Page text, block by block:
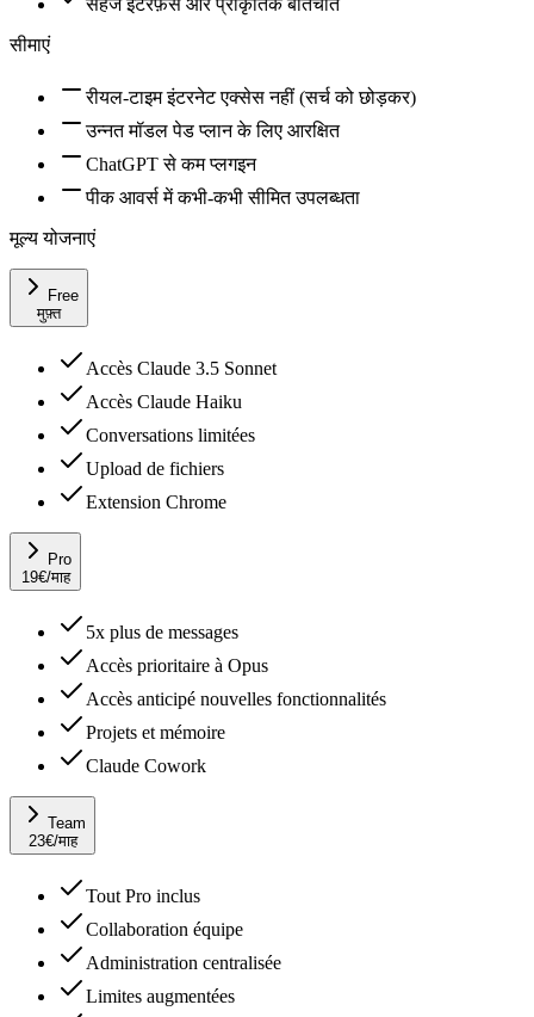
सीमाएं
रीयल-टाइम इंटरनेट एक्सेस नहीं (सर्च को छोड़कर)
उन्नत मॉडल पेड प्लान के लिए आरक्षित
ChatGPT से कम प्लगइन
पीक आवर्स में कभी-कभी सीमित उपलब्धता
मूल्य योजनाएं
Free
मुफ़्त
Accès Claude 3.5 Sonnet
Accès Claude Haiku
Conversations limitées
Upload de fichiers
Extension Chrome
Pro
19€/माह
5x plus de messages
Accès prioritaire à Opus
Accès anticipé nouvelles fonctionnalités
Projets et mémoire
Claude Cowork
Team
23€/माह
Tout Pro inclus
Collaboration équipe
Administration centralisée
Limites augmentées